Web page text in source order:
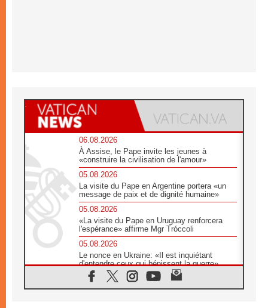
06.08.2026
À Assise, le Pape invite les jeunes à
«construire la civilisation de l'amour»
05.08.2026
La visite du Pape en Argentine portera «un
message de paix et de dignité humaine»
05.08.2026
«La visite du Pape en Uruguay renforcera
l'espérance» affirme Mgr Tróccoli
05.08.2026
Le nonce en Ukraine: «Il est inquiétant
d'entendre ceux qui bénissent la guerre»
05.08.2026
Léon XIV au Pérou, une lueur d'espoir pour